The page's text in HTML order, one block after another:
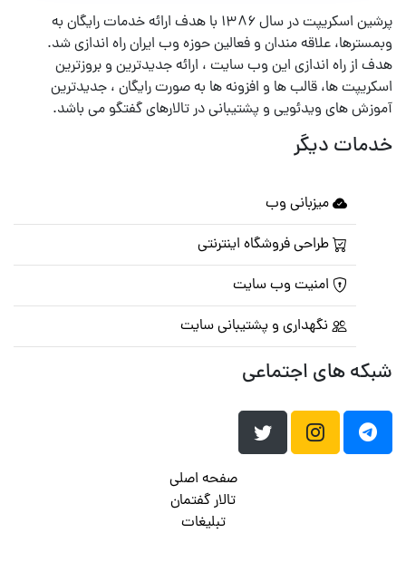
پرشین اسکریپت در سال ۱۳۸۶ با هدف ارائه خدمات رایگان به
وبمسترها، علاقه مندان و فعالین حوزه وب ایران راه اندازی شد.
هدف از راه اندازی این وب سایت ، ارائه جدیدترین و بروزترین
اسکریپت ها، قالب ها و افزونه ها به صورت رایگان ، جدیدترین
آموزش های ویدئویی و پشتیبانی در تالارهای گفتگو می باشد.
خدمات دیگر
میزبانی وب
طراحی فروشگاه اینترنتی
امنیت وب سایت
نگهداری و پشتیبانی سایت
شبکه های اجتماعی
صفحه اصلی
تالار گفتمان
تبلیغات